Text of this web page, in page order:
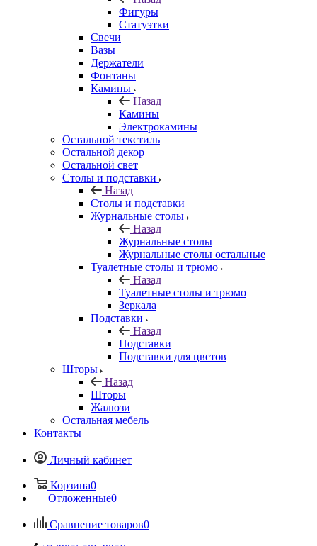
Фигуры
Статуэтки
Свечи
Вазы
Держатели
Фонтаны
Камины
Назад
Камины
Электрокамины
Остальной текстиль
Остальной декор
Остальной свет
Столы и подставки
Назад
Столы и подставки
Журнальные столы
Назад
Журнальные столы
Журнальные столы остальные
Туалетные столы и трюмо
Назад
Туалетные столы и трюмо
Зеркала
Подставки
Назад
Подставки
Подставки для цветов
Шторы
Назад
Шторы
Жалюзи
Остальная мебель
Контакты
Личный кабинет
Корзина0
Отложенные0
Сравнение товаров0